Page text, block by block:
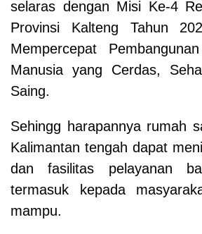
selaras dengan Misi Ke-4
Provinsi Kalteng Tahun
Mempercepat
Manusia yang Cerdas,
Saing.
Sehingg harapannya rumah
Kalimantan tengah dapat
dan fasilitas pelayanan
termasuk kepada
mampu.